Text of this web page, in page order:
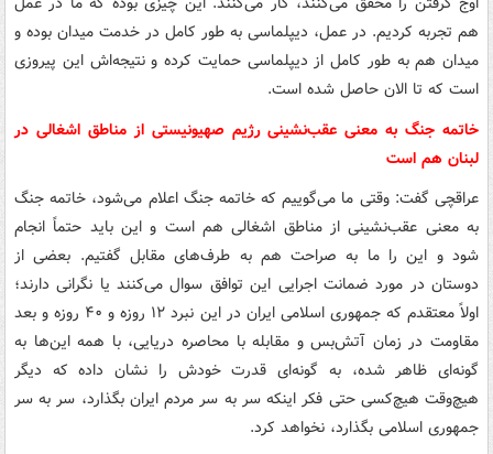
هم تجربه کردیم. در عمل، دیپلماسی به طور کامل در خدمت میدان بوده و
میدان هم به طور کامل از دیپلماسی حمایت کرده و نتیجه‌اش این پیروزی
است که تا الان حاصل شده است.
خاتمه جنگ به معنی عقب‌نشینی رژیم صهیونیستی از مناطق اشغالی در
لبنان هم است
عراقچی گفت: وقتی ما می‌گوییم که خاتمه جنگ اعلام می‌شود، خاتمه جنگ
به معنی عقب‌نشینی از مناطق اشغالی هم است و این باید حتماً انجام
شود و این را ما به صراحت هم به طرف‌های مقابل گفتیم. بعضی از
دوستان در مورد ضمانت اجرایی این توافق سوال می‌کنند یا نگرانی دارند؛
اولاً معتقدم که جمهوری اسلامی ایران در این نبرد ۱۲ روزه و ۴۰ روزه و بعد
مقاومت در زمان آتش‌بس و مقابله با محاصره دریایی، با همه این‌ها به
گونه‌ای ظاهر شده، به گونه‌ای قدرت خودش را نشان داده که دیگر
هیچ‌وقت هیچ‌کسی حتی فکر اینکه سر به سر مردم ایران بگذارد، سر به سر
جمهوری اسلامی بگذارد، نخواهد کرد.